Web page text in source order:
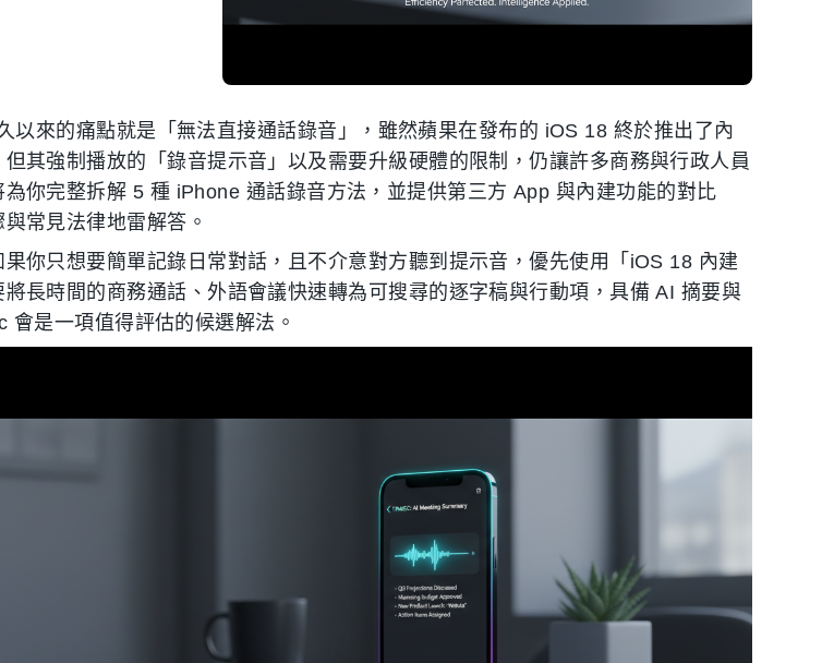
以來的痛點就是「無法直接通話錄音」，雖然蘋果在發布的 iOS 18 終於推出了內
其強制播放的「錄音提示音」以及需要升級硬體的限制，仍讓許多商務與行政人員
為你完整拆解 5 種 iPhone 通話錄音方法，並提供第三方 App 與內建功能的對比
常見法律地雷解答。
你只想要簡單記錄日常對話，且不介意對方聽到提示音，優先使用「iOS 18 內建
長時間的商務通話、外語會議快速轉為可搜尋的逐字稿與行動項，具備 AI 摘要與
會是一項值得評估的候選解法。